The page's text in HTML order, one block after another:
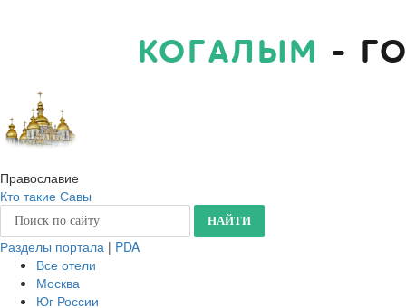
КОГАЛЫМ -
Православие
Кто такие Савы
Разделы портала | PDA
Все отели
Москва
Юг России